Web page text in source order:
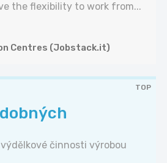
the flexibility to work from...
Centres (Jobstack.it)
TOP
činnosti výrobou